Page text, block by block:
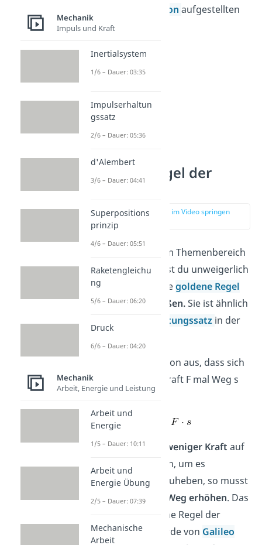
Newton aufgestellten
Axiome.
Goldene Regel der
Mechanik
zur Stelle im Video springen
Bewegst du dich im Themenbereich
der Mechanik, wirst du unweigerlich
auf die sogenanntegoldene Regel
der Mechanik
stoßen.Sie ist ähnlich
Energieerhaltungssatz in der
Die Regel geht davon aus, dass sich
die Arbeit W aus Kraft F mal Weg s
zusammensetzt.
Möchtest du nun weniger Kraft auf
ein Objekt ausüben, um es
beispielsweise anzuheben, so musst
du allerdings den
Weg erhöhen. Das
ist auch die goldene Regel der
Mechanik und wurde von Galileo
Mechanik
Impuls und Kraft
Inertialsystem
1/6 – Dauer: 03:35
Impulserhaltun
gssatz
2/6 – Dauer: 05:36
d'Alembert
3/6 – Dauer: 04:41
Superpositions
prinzip
4/6 – Dauer: 05:51
Raketengleichu
ng
5/6 – Dauer: 06:20
Druck
6/6 – Dauer: 04:20
Mechanik
Arbeit, Energie und Leistung
Arbeit und
Energie
1/5 – Dauer: 10:11
Arbeit und
Energie Übung
2/5 – Dauer: 07:39
Mechanische
Arbeit